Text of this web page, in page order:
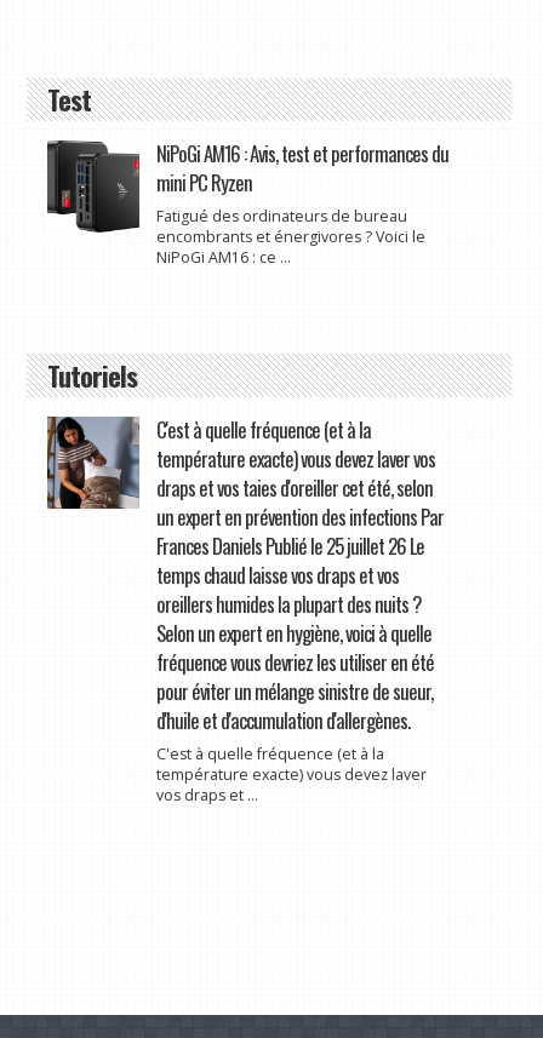
Test
NiPoGi AM16 : Avis, test et performances du
mini PC Ryzen
Fatigué des ordinateurs de bureau
encombrants et énergivores ? Voici le
NiPoGi AM16 : ce ...
Tutoriels
C'est à quelle fréquence (et à la
température exacte) vous devez laver vos
draps et vos taies d'oreiller cet été, selon
un expert en prévention des infections Par
Frances Daniels Publié le 25 juillet 26 Le
temps chaud laisse vos draps et vos
oreillers humides la plupart des nuits ?
Selon un expert en hygiène, voici à quelle
fréquence vous devriez les utiliser en été
pour éviter un mélange sinistre de sueur,
d'huile et d'accumulation d'allergènes.
C'est à quelle fréquence (et à la
température exacte) vous devez laver
vos draps et ...